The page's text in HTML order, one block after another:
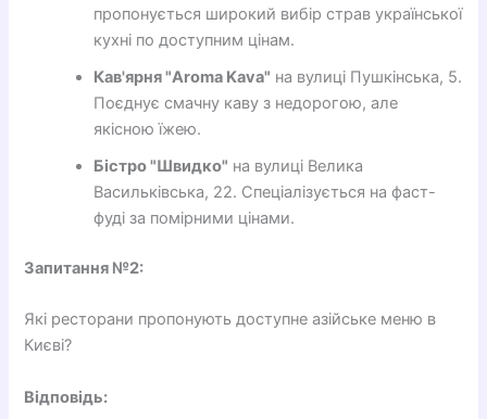
пропонується широкий вибір страв української
кухні по доступним цінам.
Кав'ярня "Aroma Kava" на вулиці Пушкінська, 5.
Поєднує смачну каву з недорогою, але
якісною їжею.
Бістро "Швидко" на вулиці Велика
Васильківська, 22. Спеціалізується на фаст-
фуді за помірними цінами.
Запитання №2:
Які ресторани пропонують доступне азійське меню в
Києві?
Відповідь: